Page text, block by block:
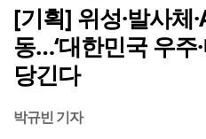
[기획] 위성·발사체
동…‘대한민국 우주
당긴다
박규빈 기자